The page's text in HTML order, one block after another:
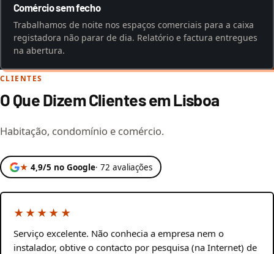
Comércio sem fecho
Trabalhamos de noite nos espaços comerciais para a caixa
registadora não parar de dia. Relatório e factura entregues
na abertura.
CLIENTES
O Que Dizem Clientes em Lisboa
Habitação, condomínio e comércio.
★ 4,9/5 no Google· 72 avaliações
★★★★★
Serviço excelente. Não conhecia a empresa nem o
instalador, obtive o contacto por pesquisa (na Internet) de